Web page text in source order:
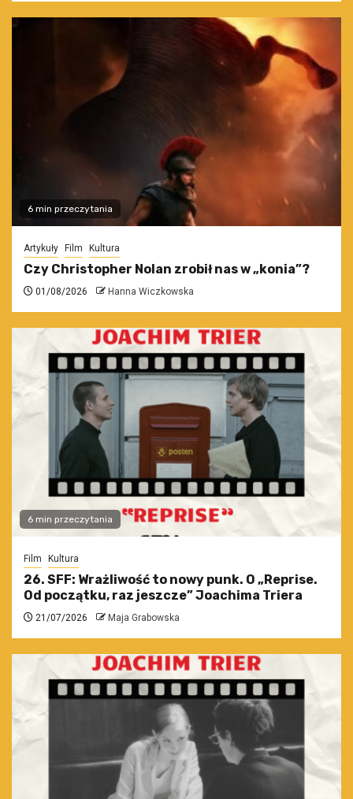
6 min przeczytania
Artykuły Film Kultura
Czy Christopher Nolan zrobił nas w „konia”?
01/08/2026 Hanna Wiczkowska
6 min przeczytania
Film Kultura
26. SFF: Wrażliwość to nowy punk. O „Reprise.
Od początku, raz jeszcze” Joachima Triera
21/07/2026 Maja Grabowska